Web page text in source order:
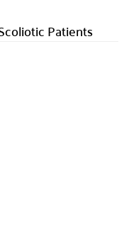
Patients